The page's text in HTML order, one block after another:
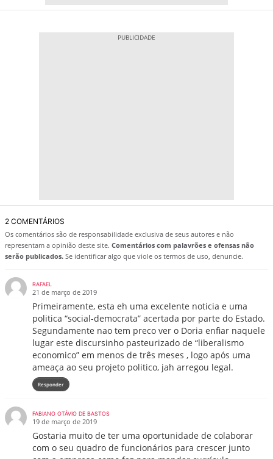
2 COMENTÁRIOS
Os comentários são de responsabilidade exclusiva de seus autores e não
representam a opinião deste site. Comentários com palavrões e ofensas não
serão publicados. Se identificar algo que viole os termos de uso, denuncie.
RAFAEL
21 de março de 2019
Primeiramente, esta eh uma excelente noticia e uma
politica “social-democrata” acertada por parte do Estado.
Segundamente nao tem preco ver o Doria enfiar naquele
lugar este discursinho pasteurizado de “liberalismo
economico” em menos de três meses , logo após uma
ameaça ao seu projeto politico, jah arregou legal.
Responder
FABIANO OTÁVIO DE BASTOS
19 de março de 2019
Gostaria muito de ter uma oportunidade de colaborar
com o seu quadro de funcionários para crescer junto